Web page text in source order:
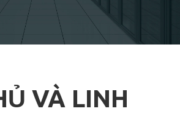
VÀ LINH